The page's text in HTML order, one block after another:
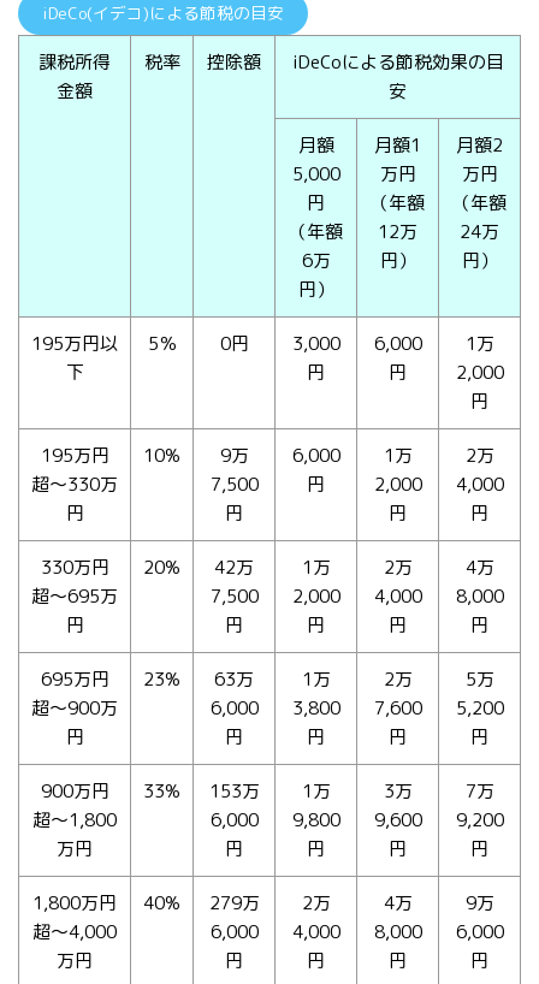
iDeCo(イデコ)による節税の目安
課税所得
金額
税率 控除額
iDeCoによる節税効果の目
安
月額
5,000
円
（年額
6万
円）
月額1
万円
（年額
12万
円）
月額2
万円
（年額
24万
円）
195万円以
下
5％ 0円
3,000
円
6,000
円
1万
2,000
円
195万円
超〜330万
円
10%
9万
7,500
円
6,000
円
1万
2,000
円
2万
4,000
円
330万円
超〜695万
円
20%
42万
7,500
円
1万
2,000
円
2万
4,000
円
4万
8,000
円
695万円
超〜900万
円
23%
63万
6,000
円
1万
3,800
円
2万
7,600
円
5万
5,200
円
900万円
超〜1,800
万円
33%
153万
6,000
円
1万
9,800
円
3万
9,600
円
7万
9,200
円
1,800万円
超〜4,000
万円
40%
279万
6,000
円
2万
4,000
円
4万
8,000
円
9万
6,000
円